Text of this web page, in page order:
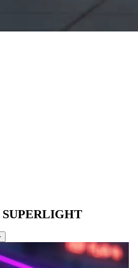
SUPERLIGHT